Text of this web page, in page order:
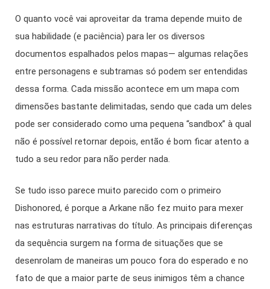
O quanto você vai aproveitar da trama depende muito de
sua habilidade (e paciência) para ler os diversos
documentos espalhados pelos mapas— algumas relações
entre personagens e subtramas só podem ser entendidas
dessa forma. Cada missão acontece em um mapa com
dimensões bastante delimitadas, sendo que cada um deles
pode ser considerado como uma pequena “sandbox” à qual
não é possível retornar depois, então é bom ficar atento a
tudo a seu redor para não perder nada.
Se tudo isso parece muito parecido com o primeiro
Dishonored, é porque a Arkane não fez muito para mexer
nas estruturas narrativas do título. As principais diferenças
da sequência surgem na forma de situações que se
desenrolam de maneiras um pouco fora do esperado e no
fato de que a maior parte de seus inimigos têm a chance